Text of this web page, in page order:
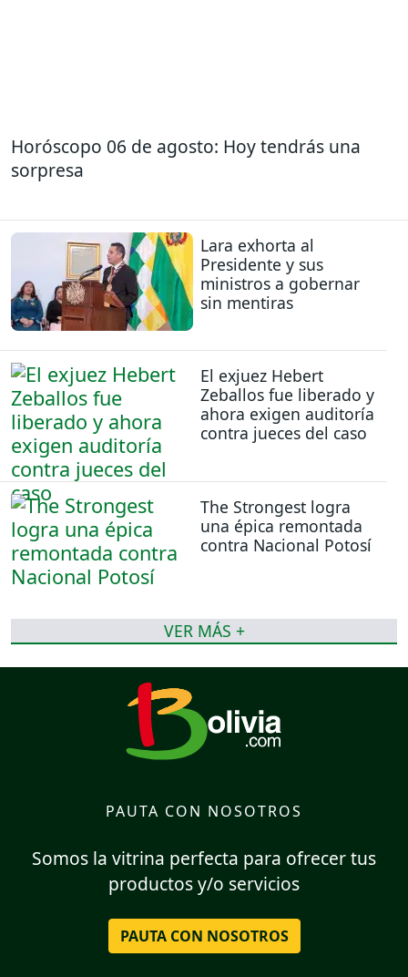
Horóscopo 06 de agosto: Hoy tendrás una
sorpresa
Lara exhorta al
Presidente y sus
ministros a gobernar
sin mentiras
El exjuez Hebert
Zeballos fue liberado y
ahora exigen auditoría
contra jueces del caso
The Strongest logra
una épica remontada
contra Nacional Potosí
VER MÁS +
PAUTA CON NOSOTROS
Somos la vitrina perfecta para ofrecer tus
productos y/o servicios
PAUTA CON NOSOTROS